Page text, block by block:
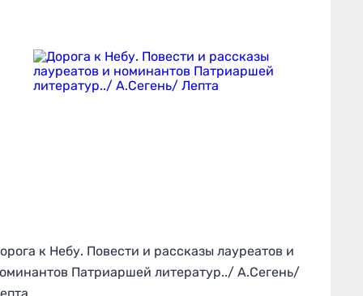
к Небу. Повести и рассказы лауреатов и
Патриаршей литератур../ А.Сегень/